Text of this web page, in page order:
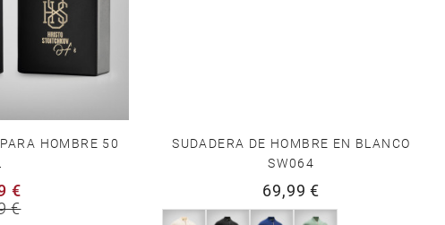
HOMBRE 50
€
€
SUDADERA DE HOMBRE EN BLANCO
SW064
69,99 €